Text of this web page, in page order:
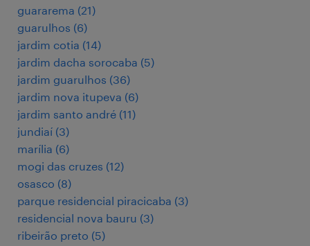
guararema (21)
guarulhos (6)
jardim cotia (14)
jardim dacha sorocaba (5)
jardim guarulhos (36)
jardim nova itupeva (6)
jardim santo andré (11)
jundiaí (3)
marília (6)
mogi das cruzes (12)
osasco (8)
parque residencial piracicaba (3)
residencial nova bauru (3)
ribeirão preto (5)